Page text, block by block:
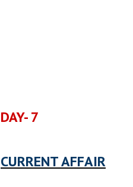
DAY- 7
CURRENT AFFAIR